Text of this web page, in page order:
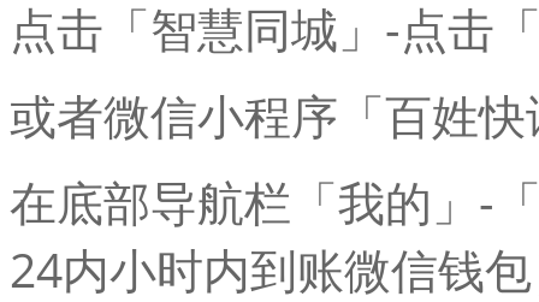
点击「智慧同城」-点击
或者微信小程序「百姓
在底部导航栏「我的」-
24内小时内到账微信钱